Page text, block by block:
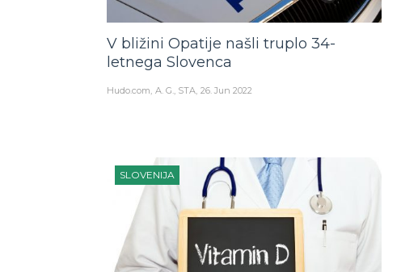
V bližini Opatije našli truplo 34-
letnega Slovenca
Hudo.com A. G., STA 26. Jun 2022
SLOVENIJA